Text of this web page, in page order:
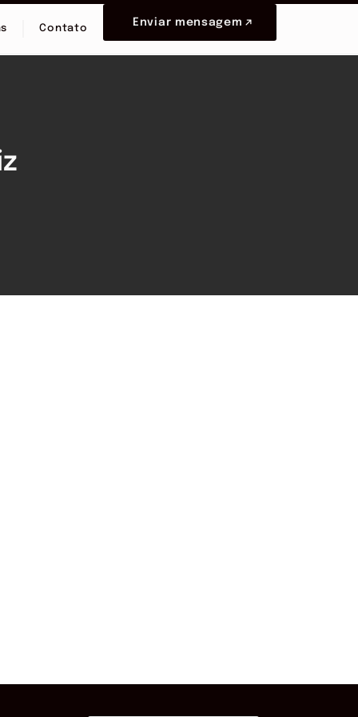
Contato
Enviar mensagem